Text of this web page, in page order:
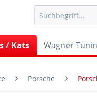
/ Kats Wagner
Porsche